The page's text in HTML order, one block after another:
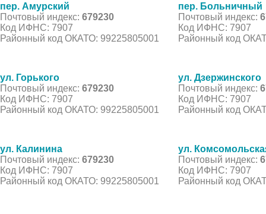
пер. Амурский
Почтовый индекс: 679230
Код ИФНС: 7907
Районный код ОКАТО: 99225805001
пер. Больничный
Почтовый индекс:
Код ИФНС: 7907
Районный код
ул. Горького
Почтовый индекс: 679230
Код ИФНС: 7907
Районный код ОКАТО: 99225805001
ул. Дзержинского
Почтовый индекс:
Код ИФНС: 7907
Районный код
ул. Калинина
Почтовый индекс: 679230
Код ИФНС: 7907
Районный код ОКАТО: 99225805001
ул.
Почтовый индекс:
Код ИФНС: 7907
Районный код